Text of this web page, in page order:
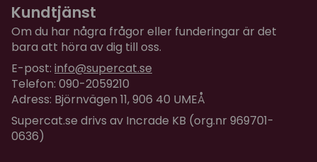
Kundtjänst
Om du har några frågor eller funderingar är det
bara att höra av dig till oss.
E-post: info@supercat.se
Telefon: 090-2059210
Adress: Björnvägen 11, 906 40 UMEÅ
Supercat.se drivs av Incrade KB (org.nr 969701-
0636)